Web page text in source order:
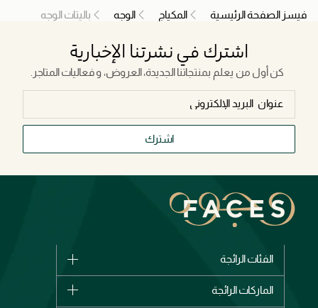
فيسز الصفحة الرئيسية المكياج الوجه باليتات الوجه
اشترك في نشرتنا الإخبارية
كن أول من يعلم بمنتجاتنا الجديدة، العروض، و فعاليات المتاجر.
اشترك
الفئات الرائجة
الماركات الرائجة